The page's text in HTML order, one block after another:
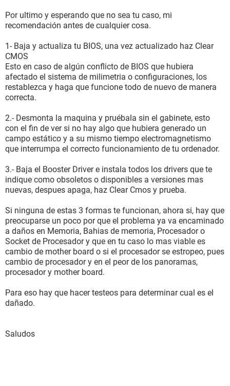
Por ultimo y esperando que no sea tu caso, mi
recomendación antes de cualquier cosa.
1- Baja y actualiza tu BIOS, una vez actualizado haz Clear
CMOS
Esto en caso de algún conflicto de BIOS que hubiera
afectado el sistema de milimetria o configuraciones, los
restablezca y haga que funcione todo de nuevo de manera
correcta.
2.- Desmonta la maquina y pruébala sin el gabinete, esto
con el fin de ver si no hay algo que hubiera generado un
campo estático y a su mismo tiempo electromagnetismo
que interrumpa el correcto funcionamiento de tu ordenador.
3.- Baja el Booster Driver e instala todos los drivers que te
indique como obsoletos o disponibles a versiones mas
nuevas, despues apaga, haz Clear Cmos y prueba.
Si ninguna de estas 3 formas te funcionan, ahora si, hay que
preocuparse un poco por que el problema ya va encaminado
a daños en Memoria, Bahias de memoria, Procesador o
Socket de Procesador y que en tu caso lo mas viable es
cambio de mother board o si el procesador se estropeo, pues
cambio de procesador y en el peor de los panoramas,
procesador y mother board.
Para eso hay que hacer testeos para determinar cual es el
dañado.
Saludos